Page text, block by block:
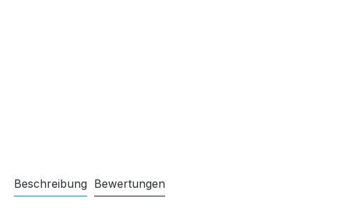
Beschreibung Bewertungen